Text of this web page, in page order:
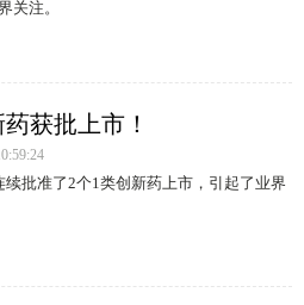
关注。
获批上市！
批准了2个1类创新药上市，引起了业界